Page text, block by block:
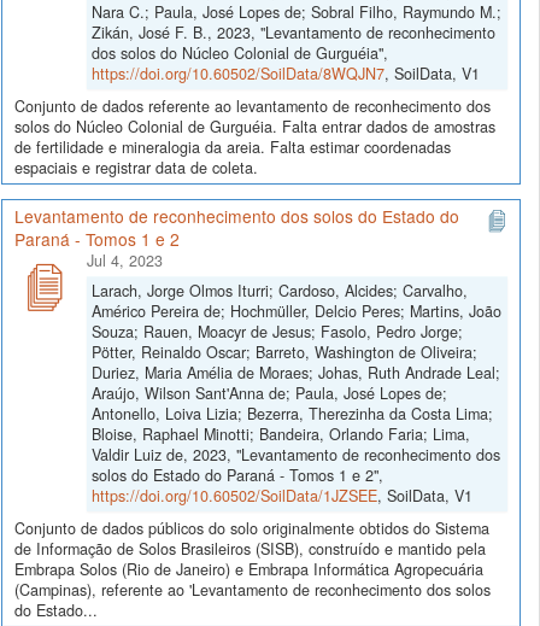
Nara C.; Paula, José Lopes de; Sobral Filho, Raymundo M.;
Zikán, José F. B., 2023, "Levantamento de reconhecimento
dos solos do Núcleo Colonial de Gurguéia",
https://doi.org/10.60502/SoilData/8WQJN7, SoilData, V1
Conjunto de dados referente ao levantamento de reconhecimento dos
solos do Núcleo Colonial de Gurguéia. Falta entrar dados de amostras
de fertilidade e mineralogia da areia. Falta estimar coordenadas
espaciais e registrar data de coleta.
Levantamento de reconhecimento dos solos do Estado do
Paraná - Tomos 1 e 2
Jul 4, 2023
Larach, Jorge Olmos Iturri; Cardoso, Alcides; Carvalho,
Américo Pereira de; Hochmüller, Delcio Peres; Martins, João
Souza; Rauen, Moacyr de Jesus; Fasolo, Pedro Jorge;
Pötter, Reinaldo Oscar; Barreto, Washington de Oliveira;
Duriez, Maria Amélia de Moraes; Johas, Ruth Andrade Leal;
Araújo, Wilson Sant'Anna de; Paula, José Lopes de;
Antonello, Loiva Lizia; Bezerra, Therezinha da Costa Lima;
Bloise, Raphael Minotti; Bandeira, Orlando Faria; Lima,
Valdir Luiz de, 2023, "Levantamento de reconhecimento dos
solos do Estado do Paraná - Tomos 1 e 2",
https://doi.org/10.60502/SoilData/1JZSEE, SoilData, V1
Conjunto de dados públicos do solo originalmente obtidos do Sistema
de Informação de Solos Brasileiros (SISB), construído e mantido pela
Embrapa Solos (Rio de Janeiro) e Embrapa Informática Agropecuária
(Campinas), referente ao 'Levantamento de reconhecimento dos solos
do Estado...